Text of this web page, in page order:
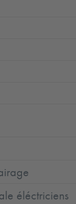
éléctriciens